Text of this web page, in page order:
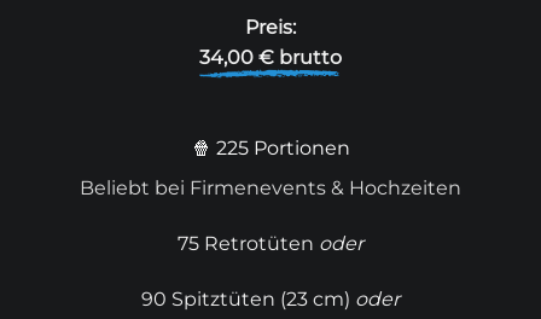
Preis:
34,00 € brutto
🍿 225 Portionen
Beliebt bei Firmenevents & Hochzeiten
75 Retrotüten oder
90 Spitztüten (23 cm) oder